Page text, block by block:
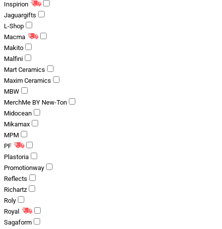
Inspirion
Jaguargifts
L-Shop
Macma
Makito
Malfini
Mart Ceramics
Maxim Ceramics
MBW
MerchMe BY New-Ton
Midocean
Mikamax
MPM
PF
Plastoria
Promotionway
Reflects
Richartz
Roly
Royal
Sagaform